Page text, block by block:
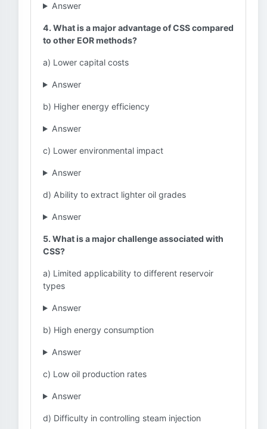
Answer
4. What is a major advantage of CSS compared
to other EOR methods?
a) Lower capital costs
Answer
b) Higher energy efficiency
Answer
c) Lower environmental impact
Answer
d) Ability to extract lighter oil grades
Answer
5. What is a major challenge associated with
CSS?
a) Limited applicability to different reservoir
types
Answer
b) High energy consumption
Answer
c) Low oil production rates
Answer
d) Difficulty in controlling steam injection